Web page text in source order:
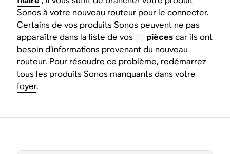
Sonos à votre nouveau routeur pour le connecter.
Certains de vos produits Sonos peuvent ne pas
apparaître dans la liste de vos
piècescar ils ont
besoin d’informations provenant du nouveau
routeur. Pour résoudre ce problème, redémarrez
tous les produits Sonos manquants dans votre
foyer.